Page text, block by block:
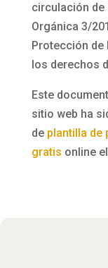
circulación de
Orgánica 3/
Protección de
los derechos
Este
sitio web ha
de plantilla de
gratis online